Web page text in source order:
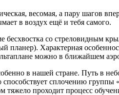
весомая, а пару шагов
в воздух ещё и тебя самого.
со стреловидным
планер). Характерная
можно в ближайшем
в нашей стране. Путь в
способствует сплочению
тяжело проходит процесс